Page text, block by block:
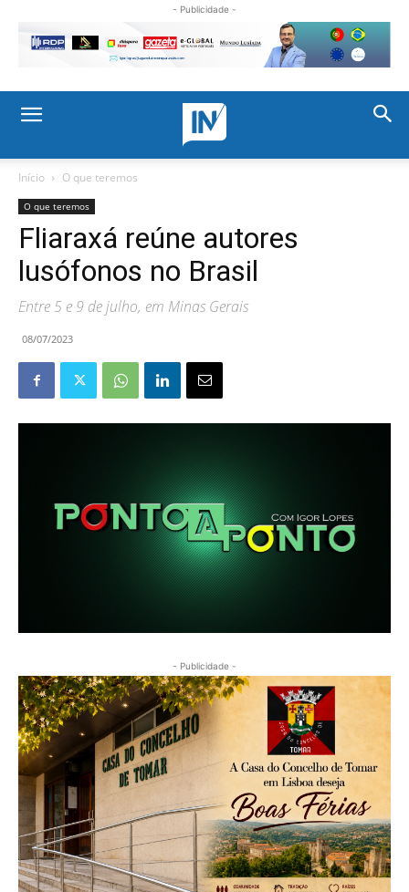
- Publicidade -
Início O que teremos
O que teremos
Fliaraxá reúne autores
lusófonos no Brasil
Entre 5 e 9 de julho, em Minas Gerais
08/07/2023
- Publicidade -